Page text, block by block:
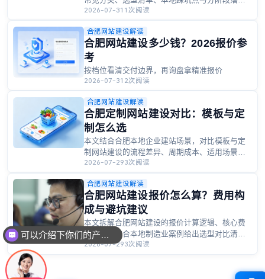
建议，附合肥商贸企业案例、本地化周期与报价
参考，帮本地企业匹配适配的建站方案。
2026-07-31 1次阅读
合肥网站建设解读
合肥网站建设多少钱？2026报价参
考
按档位看清交付边界，再询盘拿精准报价
2026-07-31 2次阅读
合肥网站建设解读
合肥定制网站建设对比：模板与定
制怎么选
本文结合合肥本地企业建站场景，对比模板与定
制网站建设的流程差异、周期成本、适用场景，
附本地制造业案例与选型决策逻辑、延期避坑提
示，帮助合肥企业匹配适合自身的建站方案。
2026-07-293次阅读
合肥网站建设解读
合肥网站建设报价怎么算？费用构
成与避坑建议
本文拆解合肥网站建设的报价计算逻辑、核心费
用构成，结合本地制造业案例给出选型对比清
单、常见踩坑提示与场景化建议，附预算自检
2026-07-293次阅读
可以介绍下你们的产品么